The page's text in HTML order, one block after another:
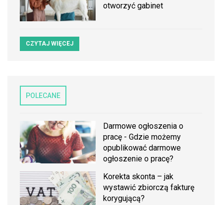
otworzyć gabinet
CZYTAJ WIĘCEJ
POLECANE
Darmowe ogłoszenia o
pracę - Gdzie możemy
opublikować darmowe
ogłoszenie o pracę?
Korekta skonta – jak
wystawić zbiorczą fakturę
korygującą?